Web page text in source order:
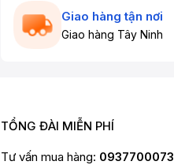
Giao hàng tận nơi
Giao hàng Tây Ninh
TỔNG ĐÀI MIỄN PHÍ
Tư vấn mua hàng: 0937700073